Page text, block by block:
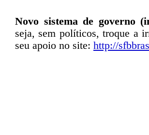
Novo sistema de governo
seja, sem políticos, troque a
seu apoio no site: http://